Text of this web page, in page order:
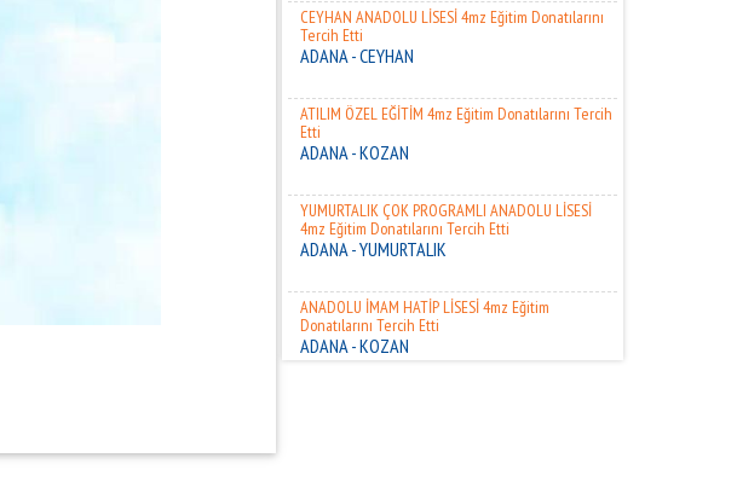
CEYHAN ANADOLU LİSESİ 4mz Eğitim Donatılarını
Tercih Etti
ADANA - CEYHAN
ATILIM ÖZEL EĞİTİM 4mz Eğitim Donatılarını Tercih
Etti
ADANA - KOZAN
YUMURTALIK ÇOK PROGRAMLI ANADOLU LİSESİ
4mz Eğitim Donatılarını Tercih Etti
ADANA - YUMURTALIK
ANADOLU İMAM HATİP LİSESİ 4mz Eğitim
Donatılarını Tercih Etti
ADANA - KOZAN